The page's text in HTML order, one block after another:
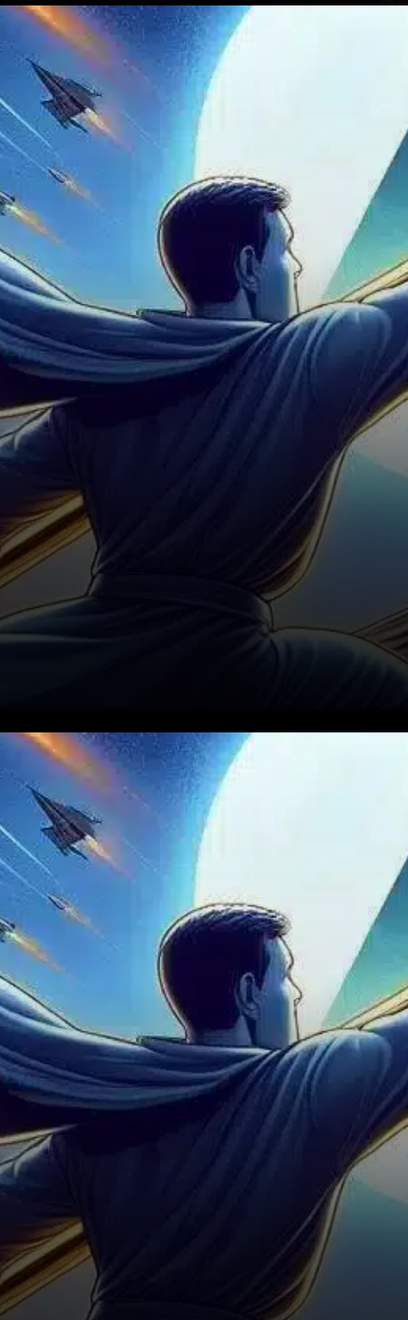
Aptos (APT) est sur une
trajectoire haussière, avec de
forts indicateurs suggérant
que la cryptomonnaie pourrait
atteindre 10,41 $ bientôt.…